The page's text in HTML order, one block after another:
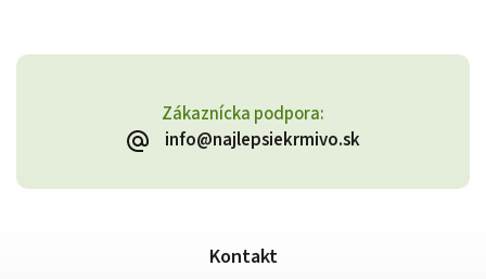
Zákaznícka podpora:
info@najlepsiekrmivo.sk
Kontakt